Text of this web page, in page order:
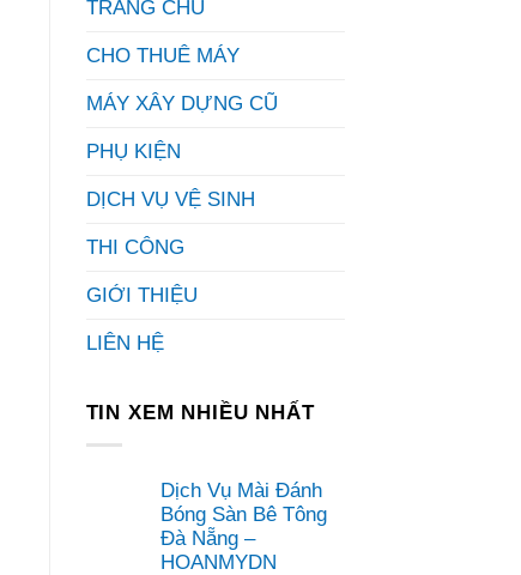
TRANG CHỦ
CHO THUÊ MÁY
MÁY XÂY DỰNG CŨ
PHỤ KIỆN
DỊCH VỤ VỆ SINH
THI CÔNG
GIỚI THIỆU
LIÊN HỆ
TIN XEM NHIỀU NHẤT
Dịch Vụ Mài Đánh
Bóng Sàn Bê Tông
Đà Nẵng –
HOANMYDN